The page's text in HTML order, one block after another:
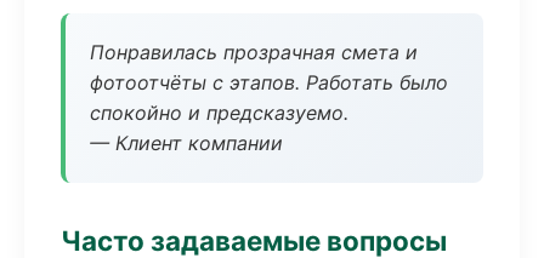
Понравилась прозрачная смета и
фотоотчёты с этапов. Работать было
спокойно и предсказуемо.
— Клиент компании
Часто задаваемые вопросы